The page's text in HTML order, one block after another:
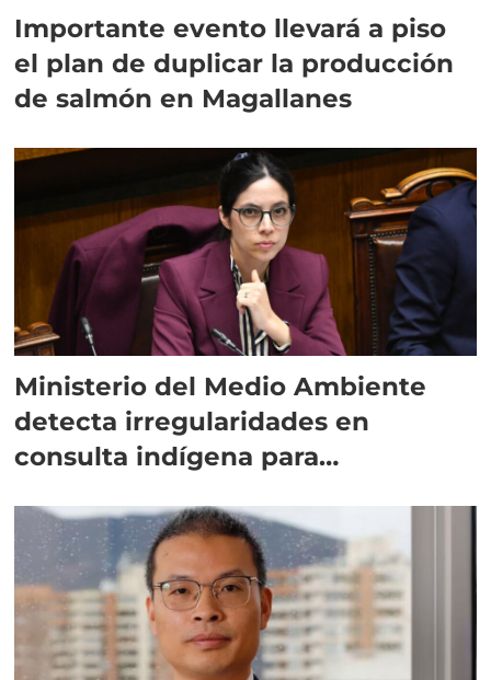
Importante evento llevará a piso
el plan de duplicar la producción
de salmón en Magallanes
Ministerio del Medio Ambiente
detecta irregularidades en
consulta indígena para